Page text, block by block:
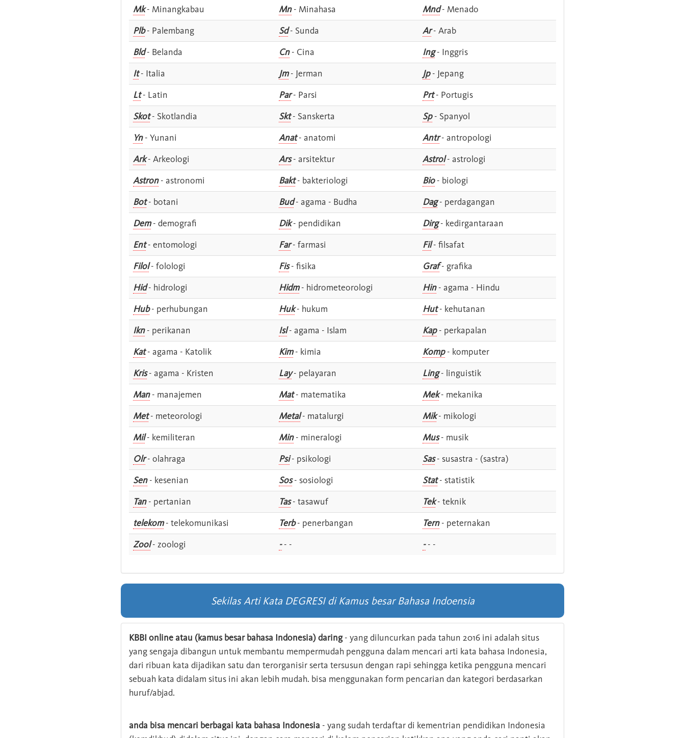
Mk- Minangkabau Mn- Minahasa Mnd- Menado
Plb- Palembang Sd- Sunda Ar- Arab
Bld- Belanda Cn- Cina Ing- Inggris
It- Italia Jm- Jerman Jp- Jepang
Lt- Latin Par- Parsi Prt- Portugis
Skot- Skotlandia Skt- Sanskerta Sp- Spanyol
Yn- Yunani Anat- anatomi Antr- antropologi
Ark- Arkeologi Ars- arsitektur Astrol- astrologi
Astron- astronomi Bakt- bakteriologi Bio- biologi
Bot- botani Bud- agama - Budha Dag- perdagangan
Dem- demografi Dik- pendidikan Dirg- kedirgantaraan
Ent- entomologi Far- farmasi Fil- filsafat
Filol- folologi Fis- fisika Graf- grafika
Hid- hidrologi Hidm- hidrometeorologi Hin- agama - Hindu
Hub- perhubungan Huk- hukum Hut- kehutanan
Ikn- perikanan Isl- agama - Islam Kap- perkapalan
Kat- agama - Katolik Kim- kimia Komp- komputer
Kris- agama - Kristen Lay- pelayaran Ling- linguistik
Man- manajemen Mat- matematika Mek- mekanika
Met- meteorologi Metal- matalurgi Mik- mikologi
Mil- kemiliteran Min- mineralogi Mus- musik
Olr- olahraga Psi- psikologi Sas- susastra - (sastra)
Sen- kesenian Sos- sosiologi Stat- statistik
Tan- pertanian Tas- tasawuf Tek- teknik
telekom- telekomunikasi Terb- penerbangan Tern- peternakan
Zool- zoologi -- - -- -
Sekilas Arti Kata DEGRESI di Kamus besar Bahasa Indoensia
KBBI online atau (kamus besar bahasa Indonesia) daring- yang diluncurkan pada tahun 2016 ini adalah situs
yang sengaja dibangun untuk membantu mempermudah pengguna dalam mencari arti kata bahasa Indonesia,
dari ribuan kata dijadikan satu dan terorganisir serta tersusun dengan rapi sehingga ketika pengguna mencari
sebuah kata didalam situs ini akan lebih mudah. bisa menggunakan form pencarian dan kategori berdasarkan
huruf/abjad.
anda bisa mencari berbagai kata bahasa Indonesia - yang sudah terdaftar di kementrian pendidikan Indonesia